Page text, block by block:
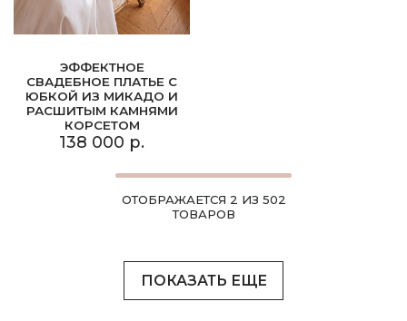
ЭФФЕКТНОЕ
СВАДЕБНОЕ ПЛАТЬЕ С
ЮБКОЙ ИЗ МИКАДО И
РАСШИТЫМ КАМНЯМИ
КОРСЕТОМ
138 000 р.
ОТОБРАЖАЕТСЯ 2 ИЗ 502
ТОВАРОВ
ПОКАЗАТЬ ЕЩЕ